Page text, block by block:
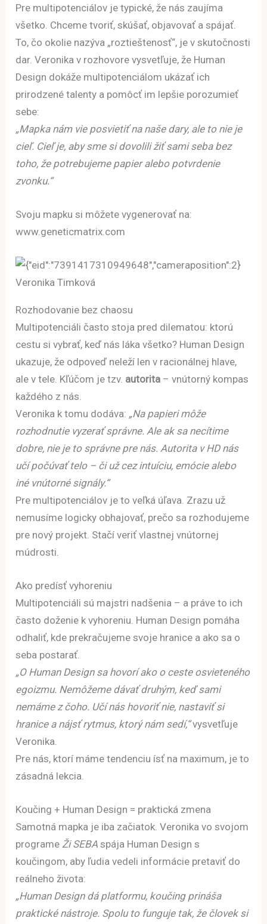
Pre multipotenciálov je typické, že nás zaujíma
všetko. Chceme tvoriť, skúšať, objavovať a spájať.
To, čo okolie nazýva „roztieštenosť“, je v skutočnosti
dar. Veronika v rozhovore vysvetľuje, že Human
Design dokáže multipotenciálom ukázať ich
prirodzené talenty a pomôcť im lepšie porozumieť
sebe:
„Mapka nám vie posvietiť na naše dary, ale to nie je
cieľ. Cieľ je, aby sme si dovolili žiť sami seba bez
toho, že potrebujeme papier alebo potvrdenie
zvonku.“
Svoju mapku si môžete vygenerovať na:
www.geneticmatrix.com
Veronika Timková
Rozhodovanie bez chaosu
Multipotenciáli často stoja pred dilematou: ktorú
cestu si vybrať, keď nás láka všetko? Human Design
ukazuje, že odpoveď neleží len v racionálnej hlave,
ale v tele. Kľúčom je tzv. autorita – vnútorný kompas
každého z nás.
Veronika k tomu dodáva: „Na papieri môže
rozhodnutie vyzerať správne. Ale ak sa necítime
dobre, nie je to správne pre nás. Autorita v HD nás
učí počúvať telo – či už cez intuíciu, emócie alebo
iné vnútorné signály.“
Pre multipotenciálov je to veľká úľava. Zrazu už
nemusíme logicky obhajovať, prečo sa rozhodujeme
pre nový projekt. Stačí veriť vlastnej vnútornej
múdrosti.
Ako predísť vyhoreniu
Multipotenciáli sú majstri nadšenia – a práve to ich
často doženie k vyhoreniu. Human Design pomáha
odhaliť, kde prekračujeme svoje hranice a ako sa o
seba postarať.
„O Human Design sa hovorí ako o ceste osvieteného
egoizmu. Nemôžeme dávať druhým, keď sami
nemáme z čoho. Učí nás hovoriť nie, nastaviť si
hranice a nájsť rytmus, ktorý nám sedí,“vysvetľuje
Veronika.
Pre nás, ktorí máme tendenciu ísť na maximum, je to
zásadná lekcia.
Koučing + Human Design = praktická zmena
Samotná mapka je iba začiatok. Veronika vo svojom
programe Ži SEBA spája Human Design s
koučingom, aby ľudia vedeli informácie pretaviť do
reálneho života:
„Human Design dá platformu, koučing prináša
praktické nástroje. Spolu to funguje tak, že človek si